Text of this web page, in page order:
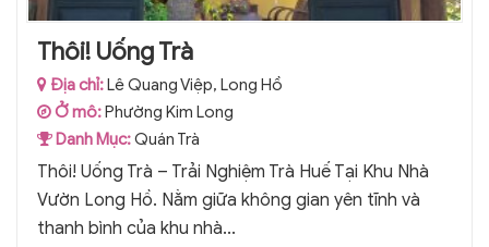
Thôi! Uống Trà
Địa chỉ:Lê Quang Việp, Long Hồ
Ở mô:Phường Kim Long
Danh Mục:Quán Trà
Thôi! Uống Trà – Trải Nghiệm Trà Huế Tại Khu Nhà
Vườn Long Hồ. Nằm giữa không gian yên tĩnh và
thanh bình của khu nhà...